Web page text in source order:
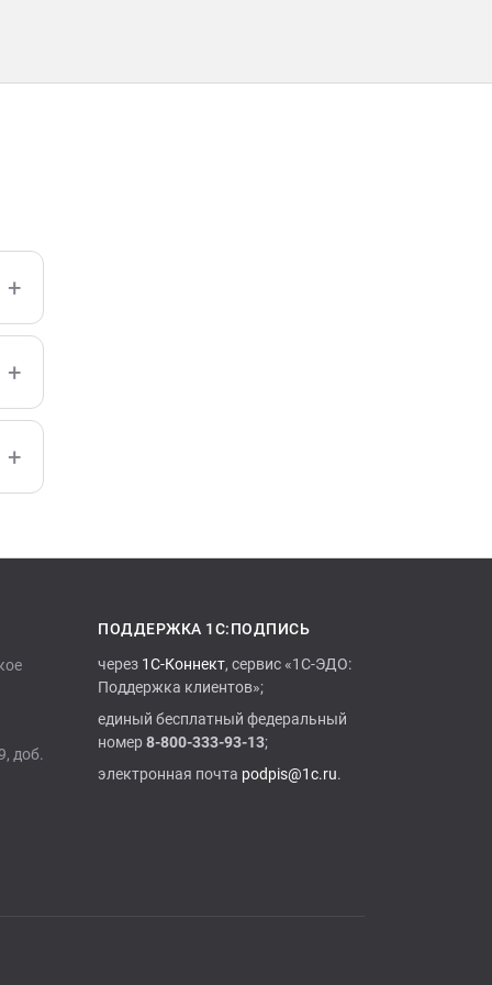
доб.
ПОДДЕРЖКА 1С:ПОДПИСЬ
через 1С-Коннект, сервис «1С-ЭДО:
Поддержка клиентов»;
единый бесплатный федеральный
номер8-800-333-93-13;
электронная почта podpis@1c.ru.